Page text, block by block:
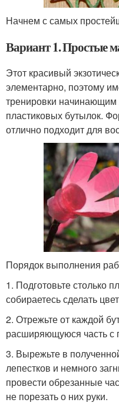
Начнем с самых
Вариант 1. Простые
Этот красивый
элементарно, поэтому
тренировки начинающим
пластиковых бутылок.
отлично подходит для
Порядок выполнения
1. Подготовьте столько
собираетесь сделать
2. Отрежьте от каждой
расширяющуюся часть с
3. Вырежьте в
лепестков и немного
провести обрезанные
не порезать о них руки.